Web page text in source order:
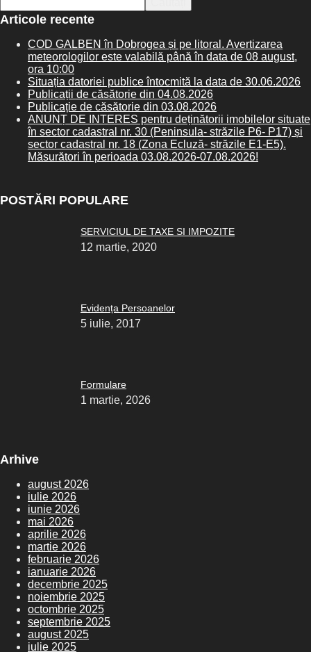
Articole recente
COD GALBEN în Dobrogea și pe litoral. Avertizarea
meteorologilor este valabilă până în data de 08 august,
ora 10:00
Situația datoriei publice întocmită la data de 30.06.2026
Publicații de căsătorie din 04.08.2026
Publicație de căsătorie din 03.08.2026
ANUNȚ DE INTERES pentru deținătorii imobilelor situate
în sector cadastral nr. 30 (Peninsula- străzile P6- P17) și
sector cadastral nr. 18 (Zona Ecluză- străzile E1-E5).
Măsurători în perioada 03.08.2026-07.08.2026!
POSTĂRI POPULARE
SERVICIUL DE TAXE SI IMPOZITE
12 martie, 2020
Evidența Persoanelor
5 iulie, 2017
Formulare
1 martie, 2026
Arhive
august 2026
iulie 2026
iunie 2026
mai 2026
aprilie 2026
martie 2026
februarie 2026
ianuarie 2026
decembrie 2025
noiembrie 2025
octombrie 2025
septembrie 2025
august 2025
iulie 2025